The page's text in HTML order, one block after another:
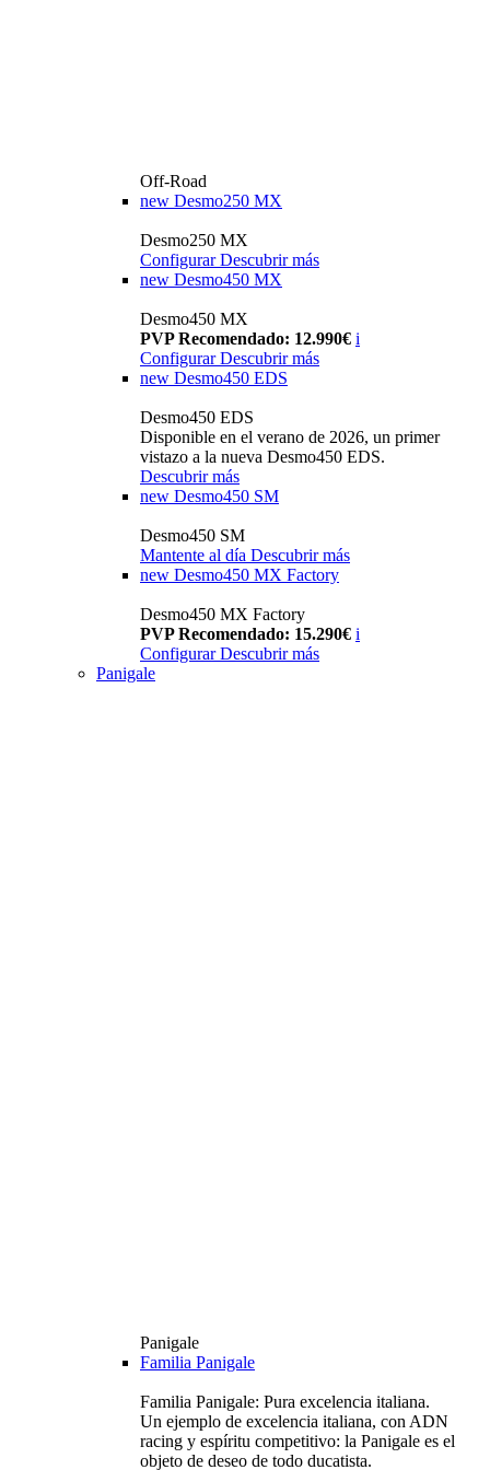
Off-Road
new Desmo250 MX
Desmo250 MX
Configurar Descubrir más
new Desmo450 MX
Desmo450 MX
PVP Recomendado: 12.990€ i
Configurar Descubrir más
new Desmo450 EDS
Desmo450 EDS
Disponible en el verano de 2026, un primer
vistazo a la nueva Desmo450 EDS.
Descubrir más
new Desmo450 SM
Desmo450 SM
Mantente al día Descubrir más
new Desmo450 MX Factory
Desmo450 MX Factory
PVP Recomendado: 15.290€ i
Configurar Descubrir más
Panigale
Panigale
Familia Panigale
Familia Panigale: Pura excelencia italiana.
Un ejemplo de excelencia italiana, con ADN
racing y espíritu competitivo: la Panigale es el
objeto de deseo de todo ducatista.